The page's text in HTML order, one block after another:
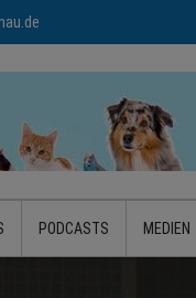
PODCASTS MEDIEN